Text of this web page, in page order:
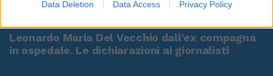
Data Deletion Data Access Privacy Policy
00:00 01:16
Leonardo Maria Del Vecchio dall'ex compagna
in ospedale. Le dichiarazioni ai giornalisti